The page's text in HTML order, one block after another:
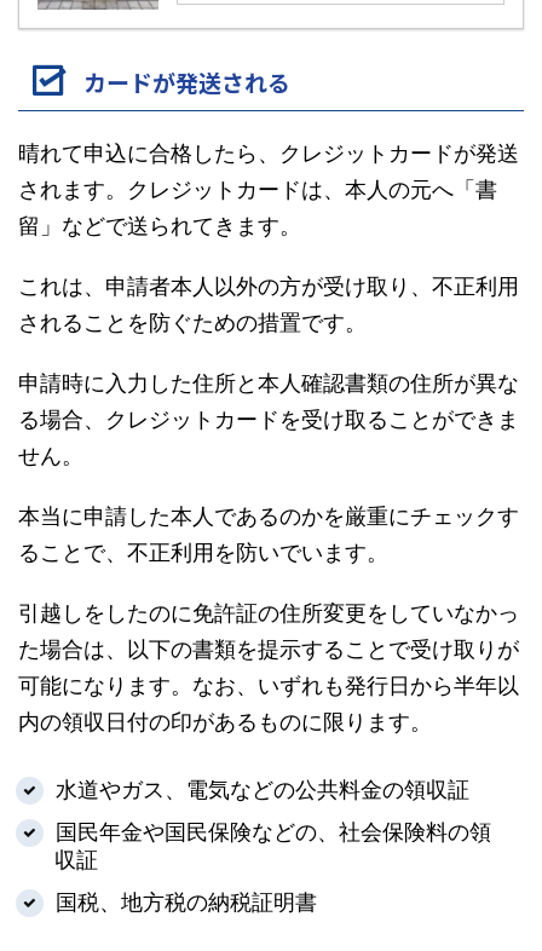
カードが発送される
晴れて申込に合格したら、クレジットカードが発送
されます。クレジットカードは、本人の元へ「書
留」などで送られてきます。
これは、申請者本人以外の方が受け取り、不正利用
されることを防ぐための措置です。
申請時に入力した住所と本人確認書類の住所が異な
る場合、クレジットカードを受け取ることができま
せん。
本当に申請した本人であるのかを厳重にチェックす
ることで、不正利用を防いでいます。
引越しをしたのに免許証の住所変更をしていなかっ
た場合は、以下の書類を提示することで受け取りが
可能になります。なお、いずれも発行日から半年以
内の領収日付の印があるものに限ります。
水道やガス、電気などの公共料金の領収証
国民年金や国民保険などの、社会保険料の領
収証
国税、地方税の納税証明書